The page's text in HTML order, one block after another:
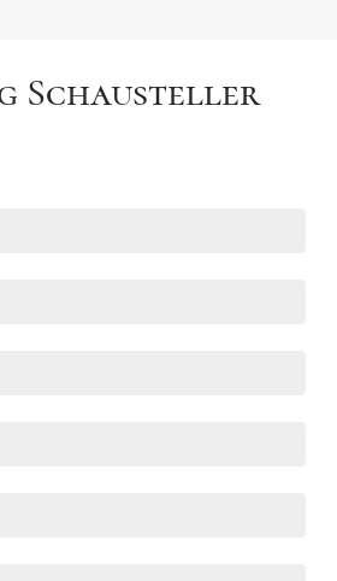
Schausteller